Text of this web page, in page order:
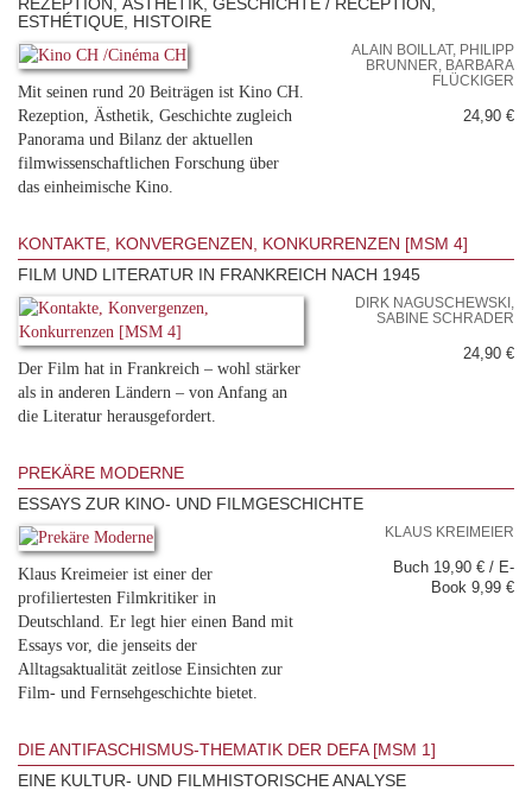
ESTHÉTIQUE, HISTOIRE
Mit seinen rund 20 Beiträgen ist Kino CH.
Rezeption, Ästhetik, Geschichte zugleich
Panorama und Bilanz der aktuellen
filmwissenschaftlichen Forschung über
das einheimische Kino.
ALAIN BOILLAT, PHILIPP
BRUNNER, BARBARA
FLÜCKIGER
24,90 €
KONTAKTE, KONVERGENZEN, KONKURRENZEN [MSM 4]
FILM UND LITERATUR IN FRANKREICH NACH 1945
Der Film hat in Frankreich – wohl stärker
als in anderen Ländern – von Anfang an
die Literatur herausgefordert.
DIRK NAGUSCHEWSKI,
SABINE SCHRADER
24,90 €
PREKÄRE MODERNE
ESSAYS ZUR KINO- UND FILMGESCHICHTE
Klaus Kreimeier ist einer der
profiliertesten Filmkritiker in
Deutschland. Er legt hier einen Band mit
Essays vor, die jenseits der
Alltagsaktualität zeitlose Einsichten zur
Film- und Fernsehgeschichte bietet.
KLAUS KREIMEIER
Buch 19,90 € / E-
Book 9,99 €
DIE ANTIFASCHISMUS-THEMATIK DER DEFA [MSM 1]
EINE KULTUR- UND FILMHISTORISCHE ANALYSE